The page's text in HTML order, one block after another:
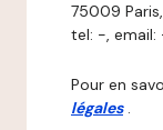
75009
tel: -, email:
Pour en
légales .